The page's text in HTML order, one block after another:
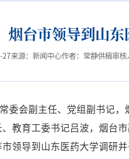
烟台市领导到山
27来源：新闻中心作者：常静供稿审核
委会副主任、党组副书记
教育工委书记吕波，烟台
领导到山东医药大学调研